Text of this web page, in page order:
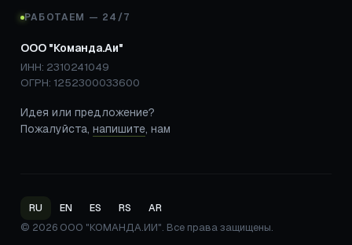
РАБОТАЕМ — 24/7
ООО "Команда.Аи"
ИНН: 2310241049
ОГРН: 1252300033600
Идея или предложение?
Пожалуйста, напишите, нам
© 2026 ООО "КОМАНДА.ИИ". Все права защищены.
RU EN ES RS AR